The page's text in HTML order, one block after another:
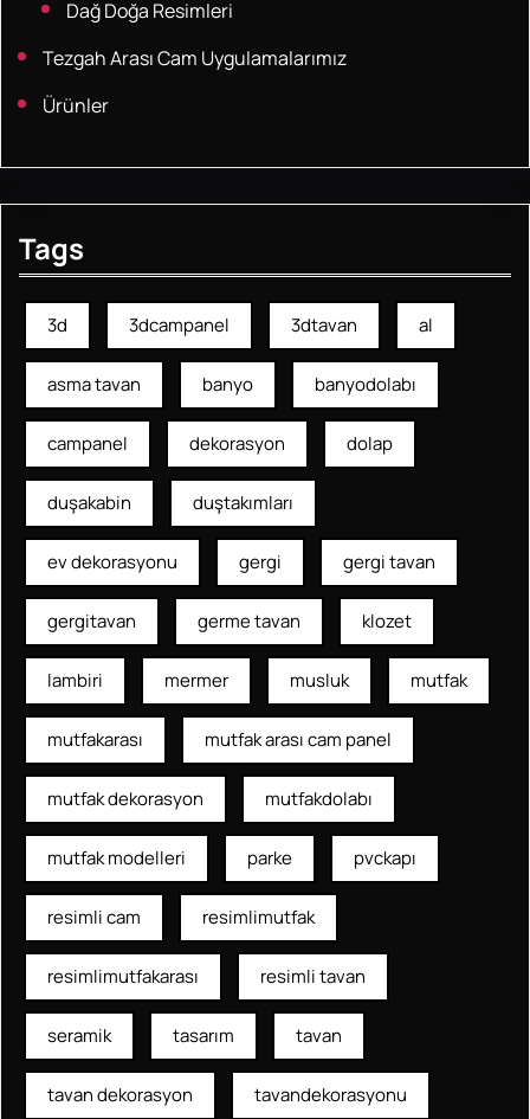
Dağ Doğa Resimleri
Tezgah Arası Cam Uygulamalarımız
Ürünler
Tags
3d 3dcampanel 3dtavan al
asma tavan banyo banyodolabı
campanel dekorasyon dolap
duşakabin duştakımları
ev dekorasyonu gergi gergi tavan
gergitavan germe tavan klozet
lambiri mermer musluk mutfak
mutfakarası mutfak arası cam panel
mutfak dekorasyon mutfakdolabı
mutfak modelleri parke pvckapı
resimli cam resimlimutfak
resimlimutfakarası resimli tavan
seramik tasarım tavan
tavan dekorasyon tavandekorasyonu